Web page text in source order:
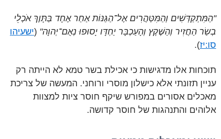
"הַמִּתְקַדְּשִׁים וְהַמִּטַּהֲרִים אֶל־הַגַּנּוֹת אַחַר אֶחָד בַּתָּוֶךְ אֹכְלֵי
בְשַׂר הַחֲזִיר וְהַשֶּׁקֶץ וְהָעַכְבָּר יַחְדָּו יָסוּפוּ נְאֻם־יְהוָה" (ישעיהו
סו:יז).
תוכחות אלו מדגישות כי אכילת בשר טמא לא הייתה רק
עניין תזונתי אלא כישלון מוסרי ורוחני. המעשה של צריכת
מאכלים אסורים במפורש שיקף חוסר ציות למצוות
אלוהים והתנהגות של חוסר קדושה.